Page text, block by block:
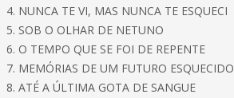
4. NUNCA TE VI, MAS NUNCA TE ESQUECI
5. SOB O OLHAR DE NETUNO
6. O TEMPO QUE SE FOI DE REPENTE
7. MEMÓRIAS DE UM FUTURO ESQUECIDO
8. ATÉ A ÚLTIMA GOTA DE SANGUE